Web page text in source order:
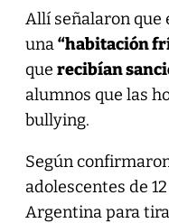
Allí señalaron que
una“habitación
que recibían
alumnos que las
bullying.
Según
adolescentes de
Argentina para